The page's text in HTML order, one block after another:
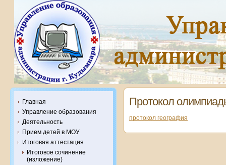
Главная
Управление образования
Деятельность
Прием детей в МОУ
Итоговая аттестация
Итоговое сочинение
(изложение)
Протокол
протокол география